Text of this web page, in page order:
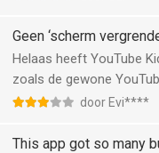
Geen ‘scherm
Helaas heeft YouTube
zoals de gewone
door Evi****
This app got so many